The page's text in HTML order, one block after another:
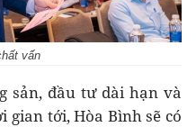
vấn
sản, đầu tư dài hạn và
tới, Hòa Bình sẽ có